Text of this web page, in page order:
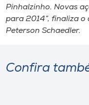
Pinhalzinho. Novas
para 2014”, finaliza
Peterson Schaedler.
Confira